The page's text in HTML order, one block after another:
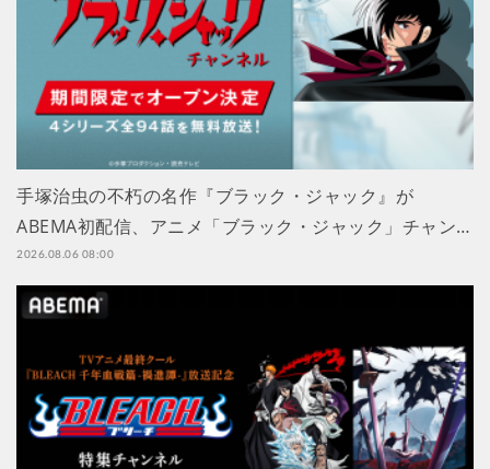
手塚治虫の不朽の名作『ブラック・ジャック』が
ABEMA初配信、アニメ「ブラック・ジャック」チャン…
2026.08.06 08:00